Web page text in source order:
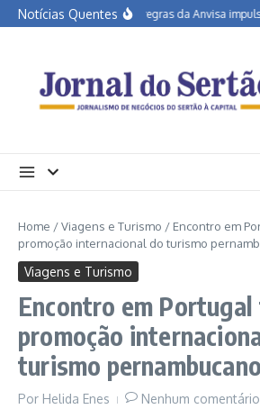
Ir para o conteúdo
Notícias QuentesNovas regras da Anvisa
Home /Viagens e Turismo / Encontro em
promoção internacional do turismo
Viagens e Turismo
Encontro em
promoção
turismo pernambucano
Por Helida Enes
Nenhum comentário